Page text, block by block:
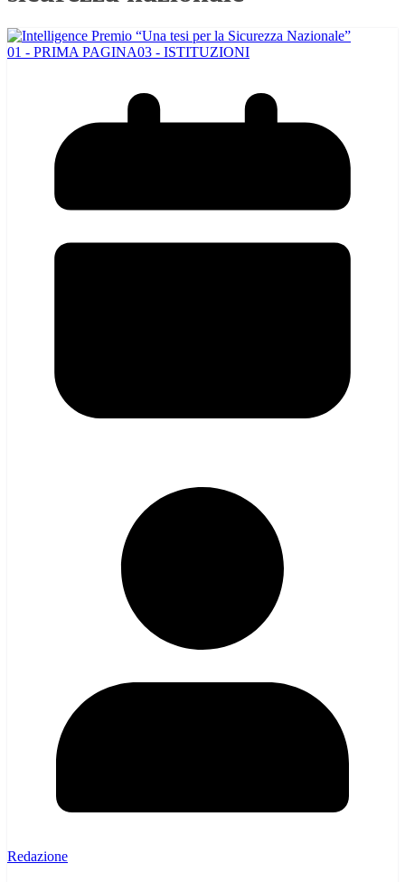
01 - PRIMA PAGINA03 - ISTITUZIONI
Redazione